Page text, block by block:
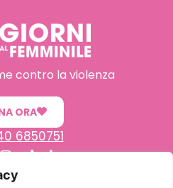
contro la violenza
ORA
6850751
di Promozione Sociale